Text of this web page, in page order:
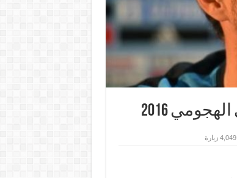
2016
4,049 زيارة